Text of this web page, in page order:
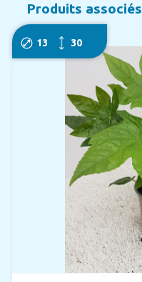
Produits associés
13 30